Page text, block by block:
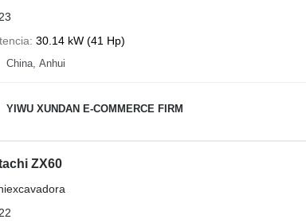
30.14 kW (41 Hp)
China, Anhui
YIWU XUNDAN E-COMMERCE FIRM
ZX60